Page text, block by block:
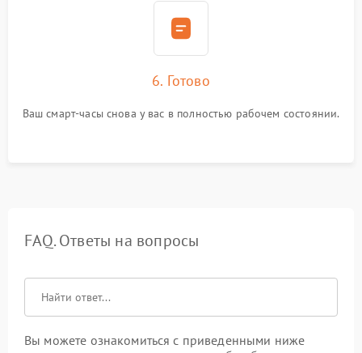
6. Готово
Ваш смарт-часы снова у вас в полностью рабочем состоянии.
FAQ. Ответы на вопросы
Вы можете ознакомиться с приведенными ниже